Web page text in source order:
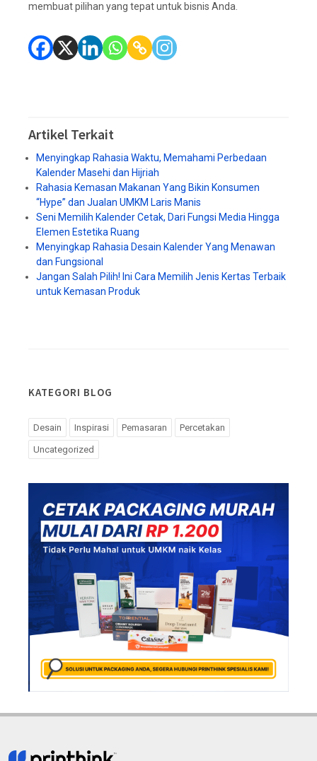
membuat pilihan yang tepat untuk bisnis Anda.
Artikel Terkait
Menyingkap Rahasia Waktu, Memahami Perbedaan
Kalender Masehi dan Hijriah
Rahasia Kemasan Makanan Yang Bikin Konsumen
“Hype” dan Jualan UMKM Laris Manis
Seni Memilih Kalender Cetak, Dari Fungsi Media Hingga
Elemen Estetika Ruang
Menyingkap Rahasia Desain Kalender Yang Menawan
dan Fungsional
Jangan Salah Pilih! Ini Cara Memilih Jenis Kertas Terbaik
untuk Kemasan Produk
KATEGORI BLOG
Desain Inspirasi Pemasaran Percetakan
Uncategorized